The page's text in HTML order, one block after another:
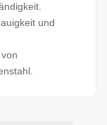
und